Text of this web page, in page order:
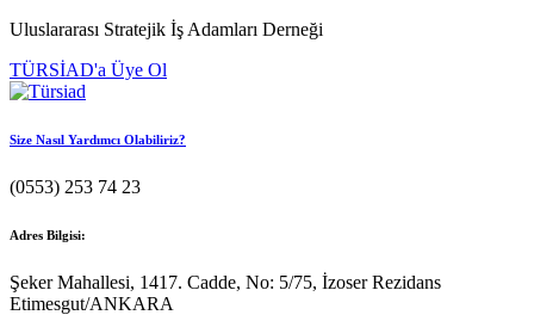
Uluslararası Stratejik İş Adamları Derneği
TÜRSİAD'a Üye Ol
Size Nasıl Yardımcı Olabiliriz?
(0553) 253 74 23
Adres Bilgisi:
Şeker Mahallesi, 1417. Cadde, No: 5/75, İzoser Rezidans
Etimesgut/ANKARA